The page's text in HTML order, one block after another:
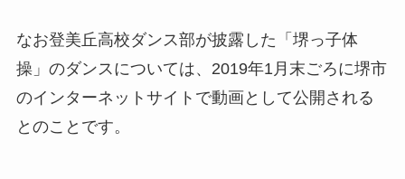
なお登美丘高校ダンス部が披露した「堺っ子体
操」のダンスについては、2019年1月末ごろに堺市
のインターネットサイトで動画として公開される
とのことです。